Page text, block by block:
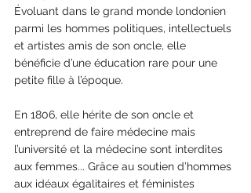
Évoluant dans le grand monde londonien
parmi les hommes politiques, intellectuels
et artistes amis de son oncle, elle
bénéficie d’une éducation rare pour une
petite fille à l’époque.
En 1806, elle hérite de son oncle et
entreprend de faire médecine mais
l’université et la médecine sont interdites
aux femmes... Grâce au soutien d’hommes
aux idéaux égalitaires et féministes